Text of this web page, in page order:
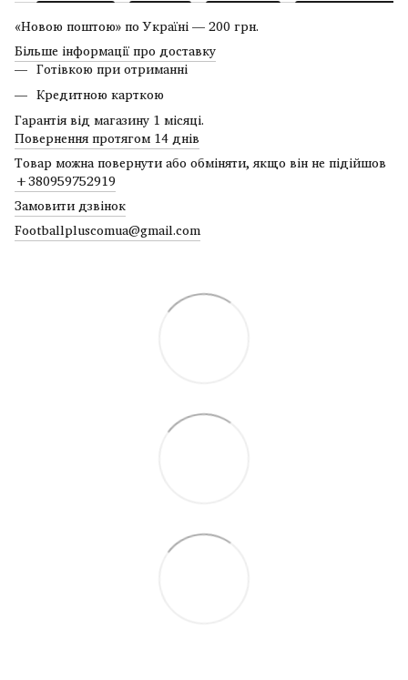
«Новою поштою» по Україні — 200 грн.
Більше інформації про доставку
Готівкою при отриманні
Кредитною карткою
Гарантія від магазину 1 місяці.
Повернення протягом 14 днів
Товар можна повернути або обміняти, якщо він не підійшов
+380959752919
Замовити дзвінок
Footballpluscomua@gmail.com